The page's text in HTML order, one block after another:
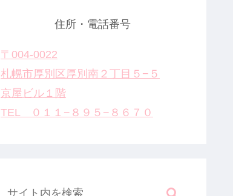
住所・電話番号
〒004-0022
札幌市厚別区厚別南２丁目５−５
京屋ビル１階
TEL ０１１−８９５−８６７０